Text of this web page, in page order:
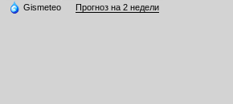
Gismeteo Прогноз на 2 недели